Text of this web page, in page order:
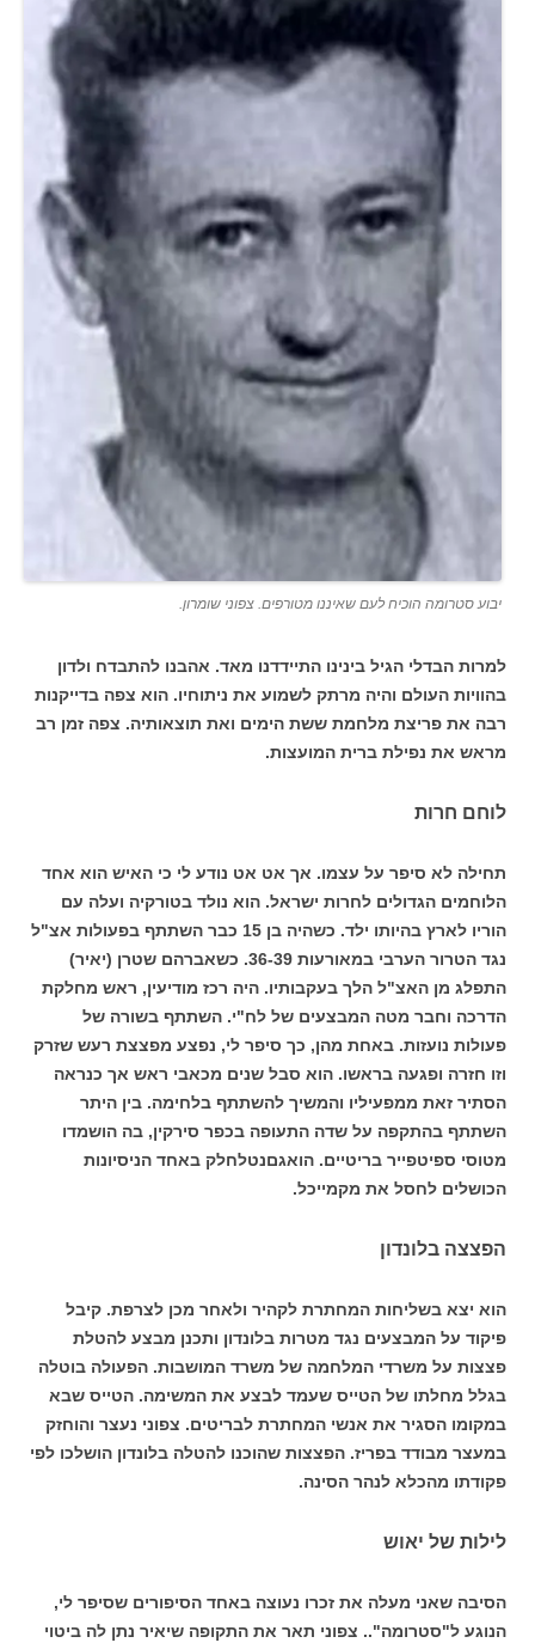
יבוע סטרומה הוכיח לעם שאיננו מטורפים. צפוני שומרון.
למרות הבדלי הגיל בינינו התיידדנו מאד. אהבנו להתבדח ולדון
בהוויות העולם והיה מרתק לשמוע את ניתוחיו. הוא צפה בדייקנות
רבה את פריצת מלחמת ששת הימים ואת תוצאותיה. צפה זמן רב
מראש את נפילת ברית המועצות.
לוחם חרות
תחילה לא סיפר על עצמו. אך אט אט נודע לי כי האיש הוא אחד
הלוחמים הגדולים לחרות ישראל. הוא נולד בטורקיה ועלה עם
הוריו לארץ בהיותו ילד. כשהיה בן 15 כבר השתתף בפעולות אצ"ל
נגד הטרור הערבי במאורעות 36-39. כשאברהם שטרן (יאיר)
התפלג מן האצ"ל הלך בעקבותיו. היה רכז מודיעין, ראש מחלקת
הדרכה וחבר מטה המבצעים של לח"י. השתתף בשורה של
פעולות נועזות. באחת מהן, כך סיפר לי, נפצע מפצצת רעש שזרק
וזו חזרה ופגעה בראשו. הוא סבל שנים מכאבי ראש אך כנראה
הסתיר זאת ממפעיליו והמשיך להשתתף בלחימה. בין היתר
השתתף בהתקפה על שדה התעופה בכפר סירקין, בה הושמדו
מטוסי ספיטפייר בריטיים. הואגםנטלחלק באחד הניסיונות
הכושלים לחסל את מקמייכל.
הפצצה בלונדון
הוא יצא בשליחות המחתרת לקהיר ולאחר מכן לצרפת. קיבל
פיקוד על המבצעים נגד מטרות בלונדון ותכנן מבצע להטלת
פצצות על משרדי המלחמה של משרד המושבות. הפעולה בוטלה
בגלל מחלתו של הטייס שעמד לבצע את המשימה. הטייס שבא
במקומו הסגיר את אנשי המחתרת לבריטים. צפוני נעצר והוחזק
במעצר מבודד בפריז. הפצצות שהוכנו להטלה בלונדון הושלכו לפי
פקודתו מהכלא לנהר הסינה.
לילות של יאוש
הסיבה שאני מעלה את זכרו נעוצה באחד הסיפורים שסיפר לי,
הנוגע ל"סטרומה".. צפוני תאר את התקופה שיאיר נתן לה ביטוי